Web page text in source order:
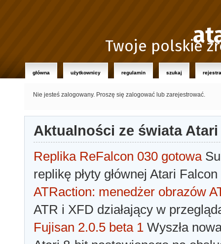
Twoje polskie
główna użytkownicy regulamin szukaj
Nie jesteś zalogowany. Proszę się zalogować lub zarejestrować.
Aktualności ze świata Atari
Replika ReFalcon 030 gotowa
replikę płyty głównej Atari
ATRaction: menedżer obrazów
ATR i XFD działający w
Fujisan 2.0.5 beta 1 Wyszła